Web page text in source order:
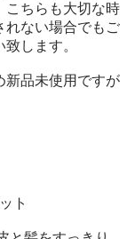
こちらも大切な時
れない場合でもご
します。
品未使用ですが
ト